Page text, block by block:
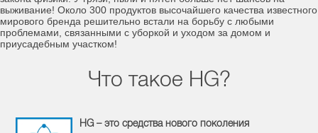
выживание! Около 300 продуктов высочайшего качества известного
мирового бренда решительно встали на борьбу с любыми
проблемами, связанными с уборкой и уходом за домом и
приусадебным участком!
Что такое HG?
HG – это средства нового поколения